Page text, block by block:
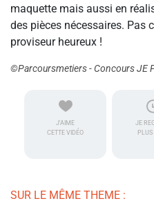
maquette mais aussi en
des pièces nécessaires. Pas
proviseur heureux !
©Parcoursmetiers - Concours JE
J'AIME
CETTE VIDÉO
JE
PLUS
SUR LE MÊME THEME :